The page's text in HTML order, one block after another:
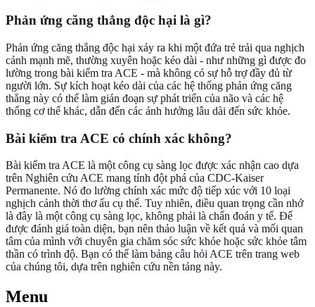
Phản ứng căng thẳng độc hại là gì?
Phản ứng căng thẳng độc hại xảy ra khi một đứa trẻ trải qua nghịch
cảnh mạnh mẽ, thường xuyên hoặc kéo dài - như những gì được đo
lường trong bài kiểm tra ACE - mà không có sự hỗ trợ đầy đủ từ
người lớn. Sự kích hoạt kéo dài của các hệ thống phản ứng căng
thẳng này có thể làm gián đoạn sự phát triển của não và các hệ
thống cơ thể khác, dẫn đến các ảnh hưởng lâu dài đến sức khỏe.
Bài kiểm tra ACE có chính xác không?
Bài kiểm tra ACE là một công cụ sàng lọc được xác nhận cao dựa
trên Nghiên cứu ACE mang tính đột phá của CDC-Kaiser
Permanente. Nó đo lường chính xác mức độ tiếp xúc với 10 loại
nghịch cảnh thời thơ ấu cụ thể. Tuy nhiên, điều quan trọng cần nhớ
là đây là một công cụ sàng lọc, không phải là chẩn đoán y tế. Để
được đánh giá toàn diện, bạn nên thảo luận về kết quả và mối quan
tâm của mình với chuyên gia chăm sóc sức khỏe hoặc sức khỏe tâm
thần có trình độ. Bạn có thể làm bảng câu hỏi ACE trên trang web
của chúng tôi, dựa trên nghiên cứu nền tảng này.
Menu